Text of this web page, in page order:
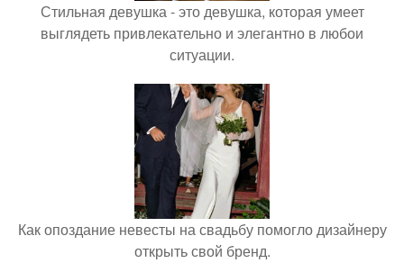
Стильная девушка - это девушка, которая умеет
выглядеть привлекательно и элегантно в любои
ситуации.
Как опоздание невесты на свадьбу помогло дизайнеру
открыть свой бренд.